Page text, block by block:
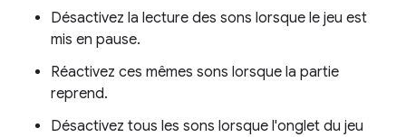
Désactivez la lecture des sons lorsque le jeu est
mis en pause.
Réactivez ces mêmes sons lorsque la partie
reprend.
Désactivez tous les sons lorsque l'onglet du jeu